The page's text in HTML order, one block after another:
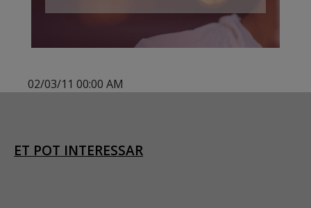
02/03/11 00:00 AM
ET POT INTERESSAR